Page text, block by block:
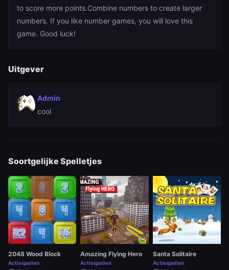
to score more points.Combine numbers to create larger
numbers. If you like number games, you will love this
game. Good luck!
Uitgever
Admin
cool
Soortgelijke Spelletjes
2048 Wood Block
Actiespellen
Amazing Flying Hero
Actiespellen
Santa Solitaire
Actiespellen